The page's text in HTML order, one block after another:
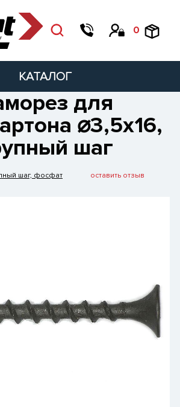
0
КАТАЛОГ
для
⌀3,5х16,
шаг
шаг, фосфат оставить отзыв